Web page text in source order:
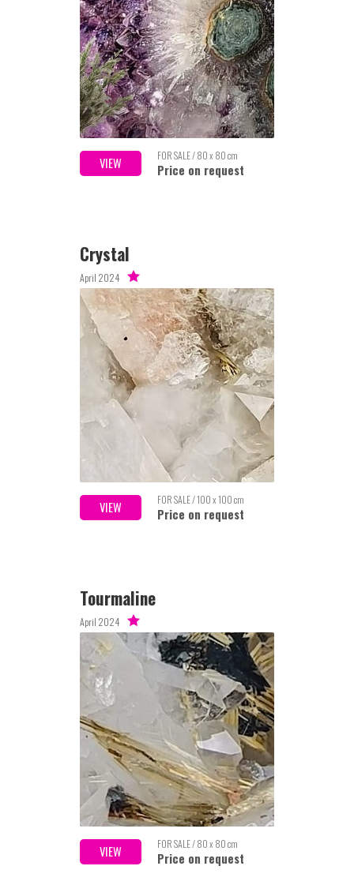
VIEW FOR SALE / 80 x 80 cm
Price on request
Crystal
April 2024
VIEW FOR SALE / 100 x 100 cm
Price on request
Tourmaline
April 2024
VIEW FOR SALE / 80 x 80 cm
Price on request